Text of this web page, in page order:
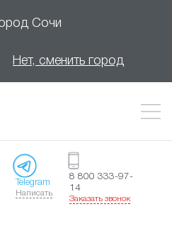
Сочи
Нет, сменить город
Telegram
Написать
8 800 333-97-
14
Заказать звонок